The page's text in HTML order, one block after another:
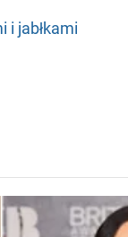
i jabłkami